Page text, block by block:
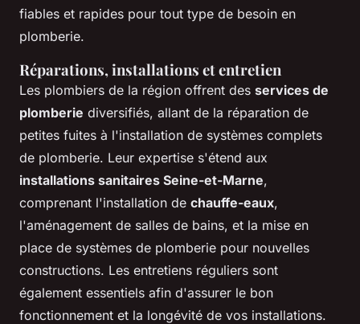
fiables et rapides pour tout type de besoin en
plomberie.
Réparations, installations et entretien
Les plombiers de la région offrent des services de
plomberie diversifiés, allant de la réparation de
petites fuites à l'installation de systèmes complets
de plomberie. Leur expertise s'étend aux
installations sanitaires Seine-et-Marne,
comprenant l'installation de chauffe-eaux,
l'aménagement de salles de bains, et la mise en
place de systèmes de plomberie pour nouvelles
constructions. Les entretiens réguliers sont
également essentiels afin d'assurer le bon
fonctionnement et la longévité de vos installations.